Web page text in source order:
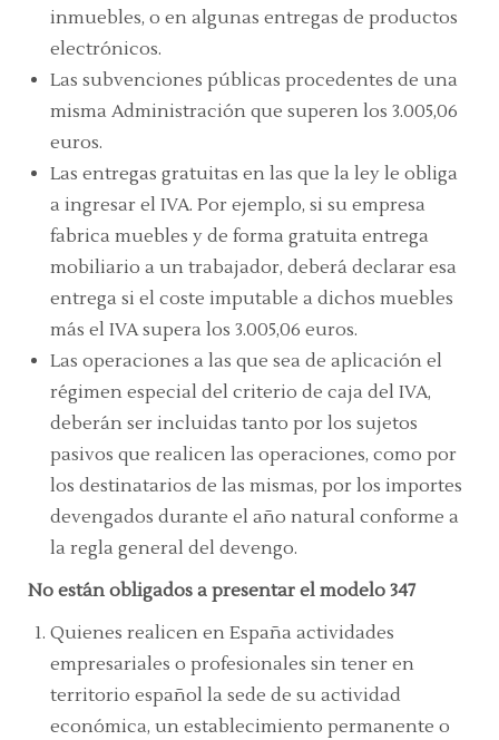
inmuebles, o en algunas entregas de productos
electrónicos.
Las subvenciones públicas procedentes de una
misma Administración que superen los 3.005,06
euros.
Las entregas gratuitas en las que la ley le obliga
a ingresar el IVA. Por ejemplo, si su empresa
fabrica muebles y de forma gratuita entrega
mobiliario a un trabajador, deberá declarar esa
entrega si el coste imputable a dichos muebles
más el IVA supera los 3.005,06 euros.
Las operaciones a las que sea de aplicación el
régimen especial del criterio de caja del IVA,
deberán ser incluidas tanto por los sujetos
pasivos que realicen las operaciones, como por
los destinatarios de las mismas, por los importes
devengados durante el año natural conforme a
la regla general del devengo.
No están obligados a presentar el modelo 347
Quienes realicen en España actividades
empresariales o profesionales sin tener en
territorio español la sede de su actividad
económica, un establecimiento permanente o